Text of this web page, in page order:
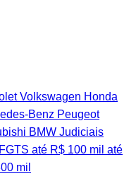
Volkswagen Honda
Benz Peugeot
BMW Judiciais
até R$ 100 mil até
mil